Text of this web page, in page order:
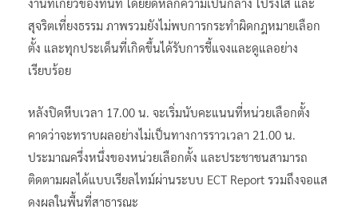
สุจริตเที่ยงธรรม ภาพรวมยังไม่พบการกระทำผิดกฎหมายเลือก
ตั้ง และทุกประเด็นที่เกิดขึ้นได้รับการชี้แจงและดูแลอย่าง
เรียบร้อย
หลังปิดหีบเวลา 17.00 น. จะเริ่มนับคะแนนที่หน่วยเลือกตั้ง
คาดว่าจะทราบผลอย่างไม่เป็นทางการราวเวลา 21.00 น.
ประมาณครึ่งหนึ่งของหน่วยเลือกตั้ง และประชาชนสามารถ
ติดตามผลได้แบบเรียลไทม์ผ่านระบบ ECT Report รวมถึงจอแส
ดงผลในพื้นที่สาธารณะ